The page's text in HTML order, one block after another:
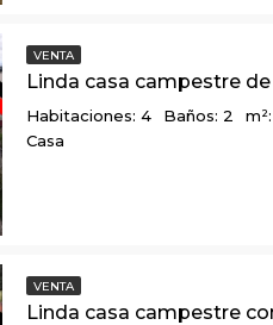
VENTA
Habitaciones: 4 Baños: 2
Casa
VENTA